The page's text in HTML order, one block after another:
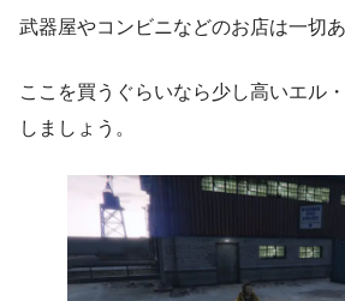
武器屋やコンビニなどのお店は一切あ
ここを買うぐらいなら少し高いエル
しましょう。